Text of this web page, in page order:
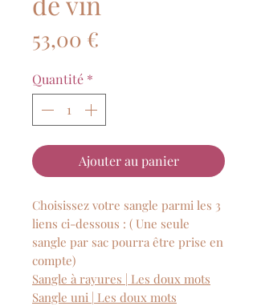
53,00 €
Quantité *
Ajouter au panier
Choisissez votre sangle parmi les 3
liens ci-dessous : ( Une seule
sangle par sac pourra être prise en
compte)
Sangle à rayures | Les doux mots
Sangle uni | Les doux mots